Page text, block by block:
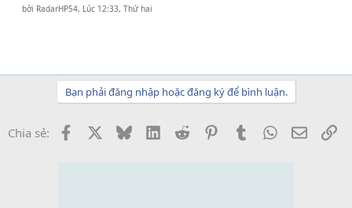
bởi RadarHP54, Lúc 12:33, Thứ hai
Bạn phải đăng nhập hoặc đăng ký để bình luận.
Chia sẻ: Facebook BlueskyLinkedInReddit PinterestTumblrWhatsApp
Email